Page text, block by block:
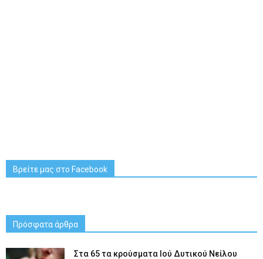
Βρείτε μας στο Facebook
Πρόσφατα άρθρα
Στα 65 τα κρούσματα Ιού Δυτικού Νείλου